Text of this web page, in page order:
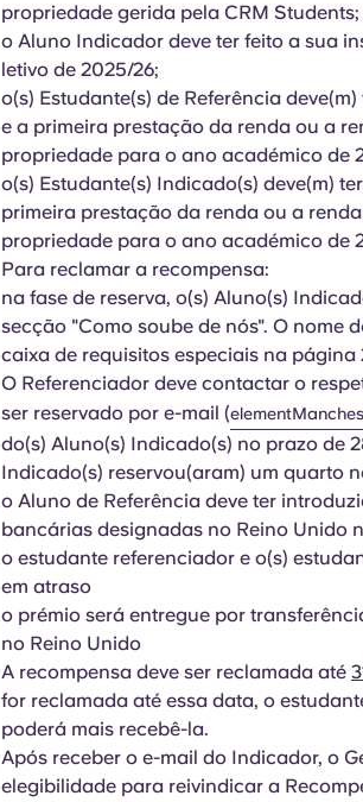
propriedade gerida pela CRM Students;
o Aluno Indicador deve ter feito a sua
letivo de 2025/26;
o(s) Estudante(s) de Referência
e a primeira prestação da renda ou a
propriedade para o ano académico de
o(s) Estudante(s) Indicado(s) deve(m)
primeira prestação da renda ou a
propriedade para o ano académico de
Para reclamar a recompensa:
na fase de reserva, o(s) Aluno(s)
secção "Como soube de nós". O nome
caixa de requisitos especiais na página
O Referenciador deve contactar o
ser reservado por e-mail (
do(s) Aluno(s) Indicado(s) no prazo de
Indicado(s) reservou(aram) um quarto
o Aluno de Referência deve ter
bancárias designadas no Reino Unido
o estudante referenciador e o(s)
em atraso
o prémio será entregue por
no Reino Unido
A recompensa deve ser reclamada até
for reclamada até essa data, o
poderá mais recebê-la.
Após receber o e-mail do Indicador, o
elegibilidade para reivindicar a